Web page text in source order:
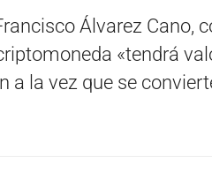
Álvarez Cano,
«tendrá
a la vez que se